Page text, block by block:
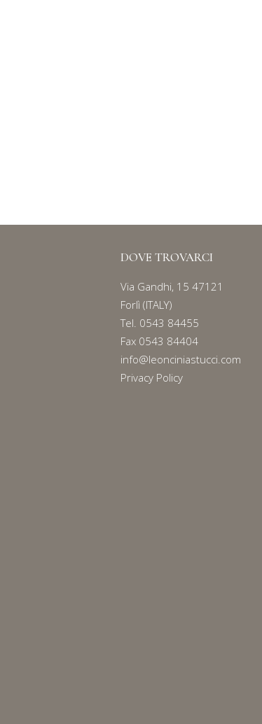
DOVE TROVARCI
Via Gandhi, 15 47121
Forlì (ITALY)
Tel. 0543 84455
Fax 0543 84404
info@leonciniastucci.com
Privacy Policy